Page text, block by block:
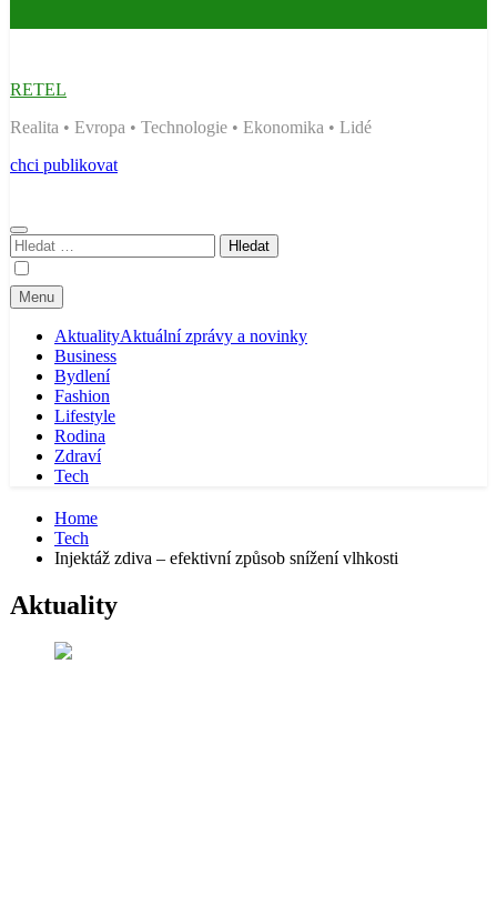
RETEL
Realita • Evropa • Technologie • Ekonomika • Lidé
chci publikovat
Vyhledávání
Menu
AktualityAktuální zprávy a novinky
Business
Bydlení
Fashion
Lifestyle
Rodina
Zdraví
Tech
Home
Tech
Injektáž zdiva – efektivní způsob snížení vlhkosti
Aktuality